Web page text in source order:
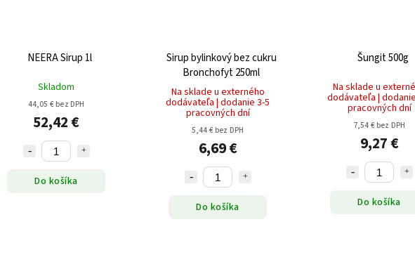
NEERA Sirup 1l
Skladom
44,05 € bez DPH
52,42 €
Do košíka
Sirup bylinkový bez cukru
Bronchofyt 250ml
Na sklade u externého
dodávateľa | dodanie 3-5
pracovných dní
5,44 € bez DPH
6,69 €
Do košíka
Šungit 500g
Na sklade u
dodávateľa |
pracovných dní
7,54 € bez DPH
9,27 €
Do košíka